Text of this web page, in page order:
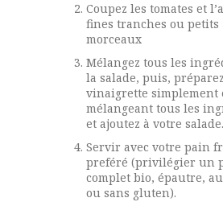
Coupez les tomates et
fines tranches ou petits
morceaux
Mélangez tous les
la salade, puis,
vinaigrette simplement
mélangeant tous les
et ajoutez à votre salade.
Servir avec votre pain
preféré (privilégier un
complet bio, épautre,
ou sans gluten).